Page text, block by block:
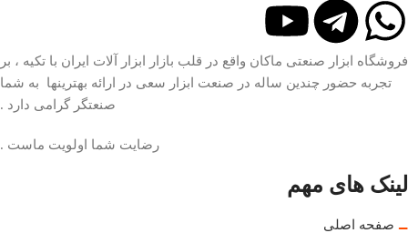
فروشگاه ابزار صنعتی ماکان واقع در قلب بازار ابزار آلات ایران با تکیه ، بر
تجربه حضور چندین ساله در صنعت ابزار سعی در ارائه بهترینها به شما
صنعتگر گرامی دارد .
رضایت شما اولویت ماست .
لینک های مهم
صفحه اصلی